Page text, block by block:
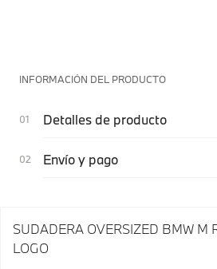
INFORMACIÓN DEL PRODUCTO
Detalles de producto
Envío y pago
SUDADERA OVERSIZED BMW M
LOGO